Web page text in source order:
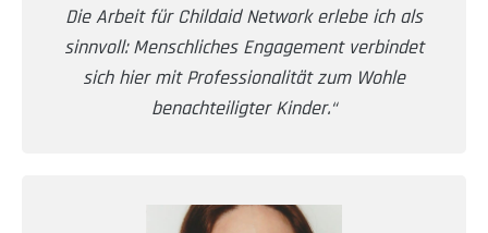
Die Arbeit für Childaid Network erlebe ich als
sinnvoll: Menschliches Engagement verbindet
sich hier mit Professionalität zum Wohle
benachteiligter Kinder.“